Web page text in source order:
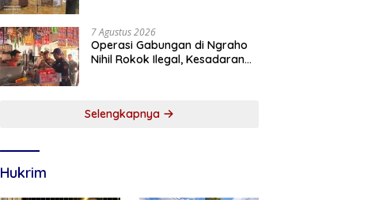
7 Agustus 2026
Operasi Gabungan di Ngraho
Nihil Rokok Ilegal, Kesadaran
Selengkapnya
Hukrim